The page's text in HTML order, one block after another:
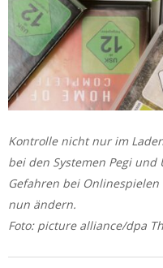
Kontrolle nicht nur im
bei den Systemen Pegi und
Gefahren bei
nun ändern.
Foto: picture alliance/dpa